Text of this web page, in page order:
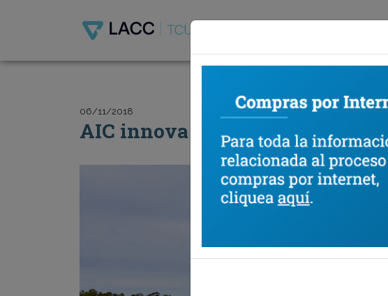
06/11/2018
AIC innova con una planta de